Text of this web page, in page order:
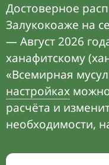
Достоверное
Залукокоаже на
— Август 2026
ханафитскому
«Всемирная
настройках
расчёта и
необходимости,